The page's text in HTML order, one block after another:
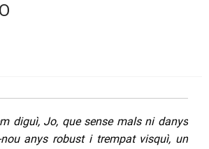
diguì, Jo, que sense mals ni danys
anys robust i trempat visquì, un